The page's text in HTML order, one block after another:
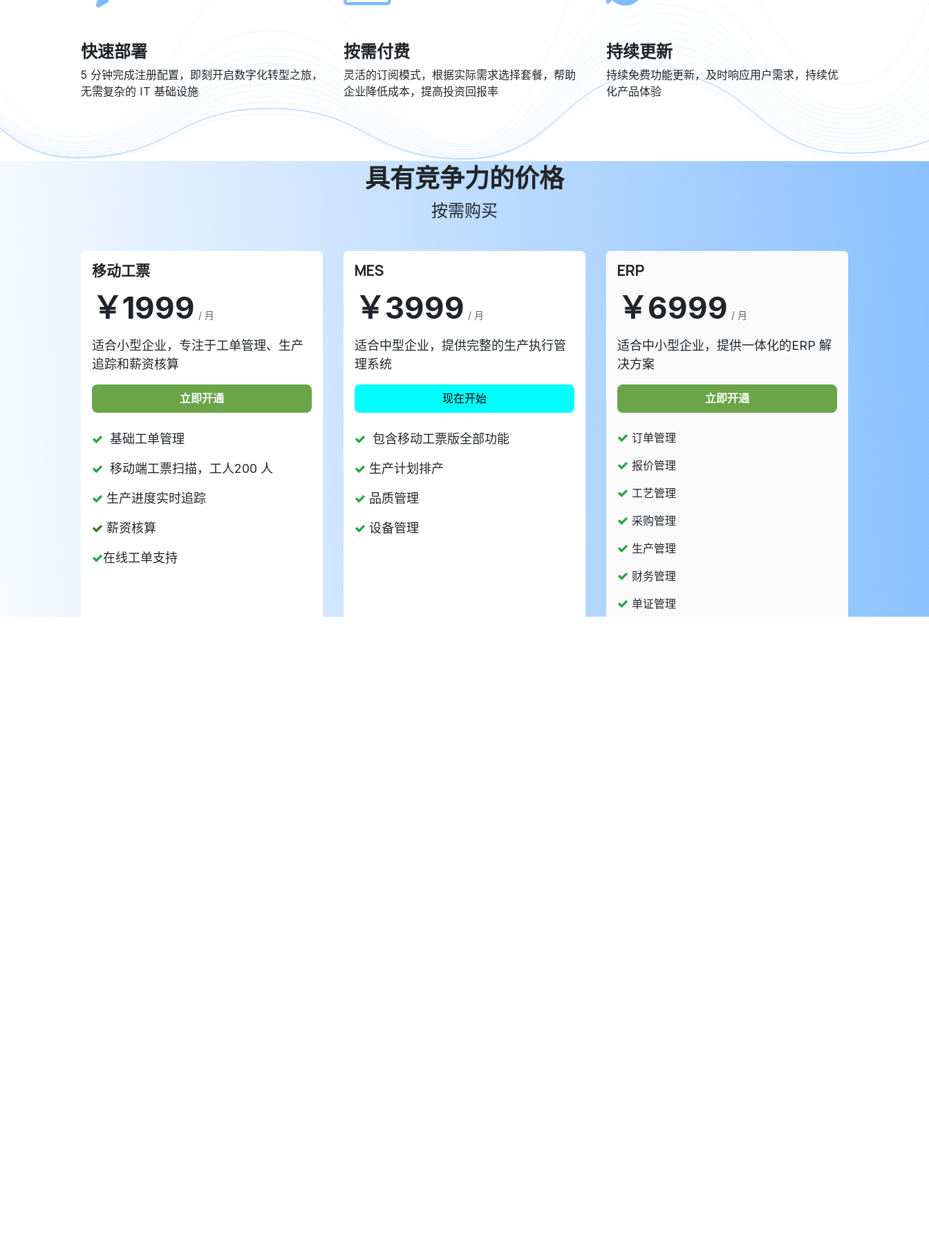
快速部署
5 分钟完成注册配置，即刻开启数字化转型之旅，
无需复杂的 IT 基础设施
按需付费
灵活的订阅模式，根据实际需求选择套餐，帮助
企业降低成本，提高投资回报率
持续更新
持续免费功能更新，及时响应用户需求，持续优
化产品体验
具有竞争力的价格
按需购买
移动工票
￥1999 / 月
适合小型企业，专注于工单管理、生产
追踪和薪资核算
立即开通
基础工单管理
移动端工票扫描，工人200 人
生产进度实时追踪
薪资核算
在线工单支持
MES
￥3999 / 月
适合中型企业，提供完整的生产执行管
理系统
​​​​​​现在开始
包含移动工票版全部功能
生产计划排产
品质管理
设备管理
ERP
￥6999 / 月
适合中小型企业，提供一体化的ERP 解
决方案
立即开通​​
订单管理
报价管理
工艺管理
采购管理
生产管理
财务管理
单证管理